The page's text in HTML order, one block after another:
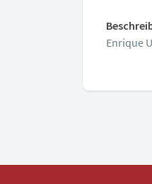
Enrique